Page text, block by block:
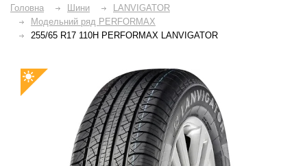
Головна Шини
LANVIGATOR
Модельний ряд PERFORMAX
255/65 R17 110H PERFORMAX LANVIGATOR